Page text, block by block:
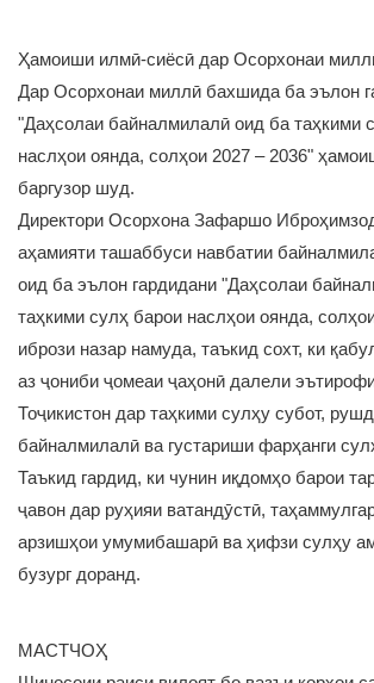
Ҳамоиши илмӣ-сиёсӣ дар Осорхонаи
Дар Осорхонаи миллӣ бахшида ба эълон
"Даҳсолаи байналмилалӣ оид ба таҳкими
наслҳои оянда, солҳои 2027 – 2036"
баргузор шуд.
Директори Осорхона Зафаршо
аҳамияти ташаббуси навбатии
оид ба эълон гардидани "Даҳсолаи
таҳкими сулҳ барои наслҳои оянда,
ибрози назар намуда, таъкид сохт, ки
аз ҷониби ҷомеаи ҷаҳонӣ далели
Тоҷикистон дар таҳкими сулҳу субот,
байналмилалӣ ва густариши фарҳанги
Таъкид гардид, ки чунин иқдомҳо барои
ҷавон дар руҳияи ватандӯстӣ,
арзишҳои умумибашарӣ ва ҳифзи сулҳу
бузург доранд.
МАСТЧОҲ